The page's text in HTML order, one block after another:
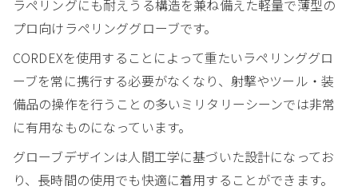
ラペリングにも耐えうる構造を兼ね備えた軽量で薄型の
プロ向けラペリンググローブです。
CORDEXを使用することによって重たいラペリンググロ
ーブを常に携行する必要がなくなり、射撃やツール・装
備品の操作を行うことの多いミリタリーシーンでは非常
に有用なものになっています。
グローブデザインは人間工学に基づいた設計になってお
り、長時間の使用でも快適に着用することができます。